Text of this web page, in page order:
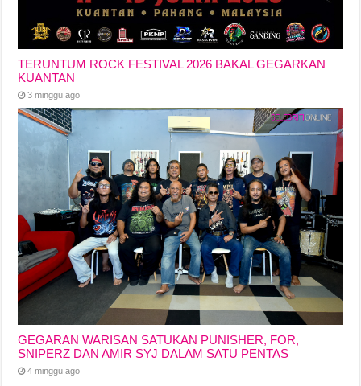
TERUNTUM ROCK FESTIVAL 2026 BAKAL GEGARKAN
KUANTAN
3 minggu ago
GEGARAN WARISAN SATUKAN PUNISHER, FOR,
SNIPERZ DAN AMIR SYJ DALAM SATU PENTAS
4 minggu ago